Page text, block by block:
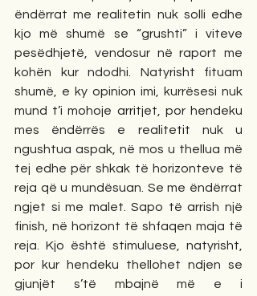
ëndërrat me realitetin nuk solli edhe
kjo më shumë se “grushti” i viteve
pesëdhjetë, vendosur në raport me
kohën kur ndodhi. Natyrisht fituam
shumë, e ky opinion imi, kurrësesi nuk
mund t’i mohoje arritjet, por hendeku
mes ëndërrës e realitetit nuk u
ngushtua aspak, në mos u thellua më
tej edhe për shkak të horizonteve të
reja që u mundësuan. Se me ëndërrat
ngjet si me malet. Sapo të arrish një
finish, në horizont të shfaqen maja të
reja. Kjo është stimuluese, natyrisht,
por kur hendeku thellohet ndjen se
gjunjët s’të mbajnë më e i